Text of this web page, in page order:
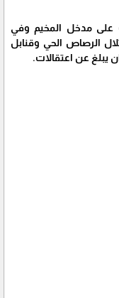
على مدخل المخيم وفي
الرصاص الحي وقنابل
يبلغ عن اعتقالات.